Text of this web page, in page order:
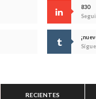
830
RECIENTES